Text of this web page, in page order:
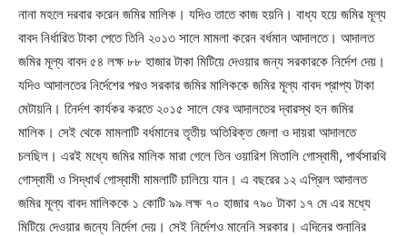
নানা মহলে দরবার করেন জমির মালিক। যদিও তাতে কাজ হয়নি। বাধ্য হয়ে জমির মূল্য
বাবদ নির্ধারিত টাকা পেতে তিনি ২০১৩ সালে মামলা করেন বর্ধমান আদালতে। আদালত
জমির মূল্য বাবদ ৫৪ লক্ষ ৮৮ হাজার টাকা মিটিয়ে দেওয়ার জন্য সরকারকে নির্দেশ দেয়।
যদিও আদালতের নির্দেশের পরও সরকার জমির মালিককে জমির মূল্য বাবদ প্রাপ্য টাকা
মেটায়নি। নিের্দশ কার্যকর করতে ২০১৫ সালে ফের আদালতের দ্বারস্থ হন জমির
মালিক। সেই থেকে মামলাটি বর্ধমানের তৃতীয় অতিরিক্ত জেলা ও দায়রা আদালতে
চলছিল। এরই মধ্যে জমির মালিক মারা গেলে তিন ওয়ারিশ মিতালি গোস্বামী, পার্থসারথি
গোস্বামী ও সিদ্ধার্থ গোস্বামী মামলাটি চালিয়ে যান। এ বছরের ১২ এপ্রিল আদালত
জমির মূল্য বাবদ মালিককে ১ কোটি ৯৯ লক্ষ ৭০ হাজার ৭৯০ টাকা ১৭ মে এর মধ্যে
মিটিয়ে দেওয়ার জন্যে নির্দেশ দেয়। সেই নির্দেশও মানেনি সরকার। এদিনের শুনানির